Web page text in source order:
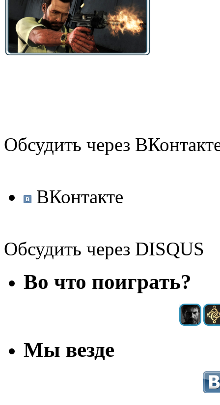
Обсудить через
ВКонтакте
Обсудить через DISQUS
Во что поиграть?
Мы везде